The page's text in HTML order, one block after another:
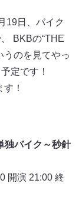
19日、バイク
BKBの“THE
うのを見てやっ
予定です！
！
独バイク～秒針
開演 21:00 終